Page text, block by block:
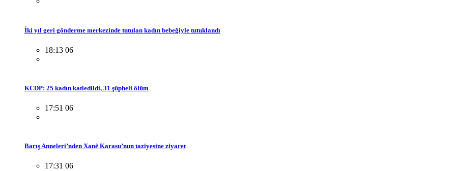
İki yıl geri gönderme merkezinde tutulan kadın bebeğiyle tutuklandı
18:13 06
KCDP: 25 kadın katledildi, 31 şüpheli ölüm
17:51 06
Barış Anneleri’nden Xanê Karasu’nun taziyesine ziyaret
17:31 06